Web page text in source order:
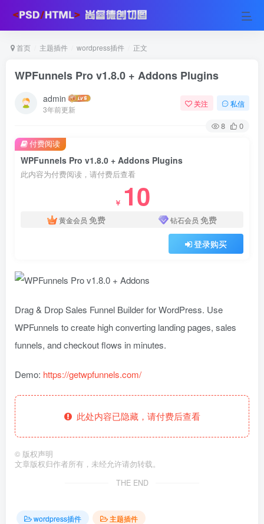
首页 主题插件 wordpress插件 正文
WPFunnels Pro v1.8.0 + Addons Plugins
admin
3年前更新
关注 私信
8 0
WPFunnels Pro v1.8.0 + Addons Plugins
此内容为付费阅读，请付费后查看
￥ 10
黄金会员 免费 钻石会员 免费
登录购买
付费阅读
Drag & Drop Sales Funnel Builder for WordPress. Use
WPFunnels to create high converting landing pages, sales
funnels, and checkout flows in minutes.
Demo: https://getwpfunnels.com/
此处内容已隐藏，请付费后查看
© 版权声明
文章版权归作者所有，未经允许请勿转载。
THE END
wordpress插件 主题插件